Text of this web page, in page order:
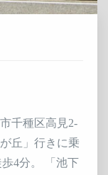
千種区高見2-
丘」行きに乗
4分。 「池下